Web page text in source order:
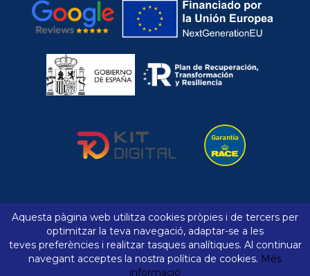
Avís legal
Política de cookies
Comparador
Preferits
Declaració d'accessibilitat
Aquesta pàgina web utilitza cookies pròpies i de tercers per
optimitzar la teva navegació, adaptar-se a les
teves preferències i realitzar tasques analítiques. Al continuar
navegant acceptes la nostra política de cookies. Més
informació